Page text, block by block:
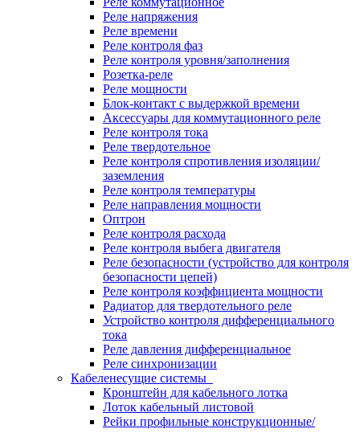
Реле напряжения
Реле времени
Реле контроля фаз
Реле контроля уровня/заполнения
Розетка-реле
Реле мощности
Блок-контакт с выдержкой времени
Аксессуары для коммутационного реле
Реле контроля тока
Реле твердотельное
Реле контроля спротивления изоляции/
заземления
Реле контроля температуры
Реле направления мощности
Оптрон
Реле контроля расхода
Реле контроля выбега двигателя
Реле безопасности (устройство для контроля
безопасности цепей)
Реле контроля коэффициента мощности
Радиатор для твердотельного реле
Устройство контроля дифференциального
тока
Реле давления дифференциальное
Реле синхронизации
Кабеленесущие системы
Кронштейн для кабельного лотка
Лоток кабельный листовой
Рейки профильные конструкционные/